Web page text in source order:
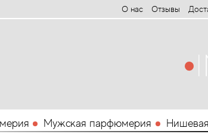
О нас Отзывы
Мужская парфюмерия